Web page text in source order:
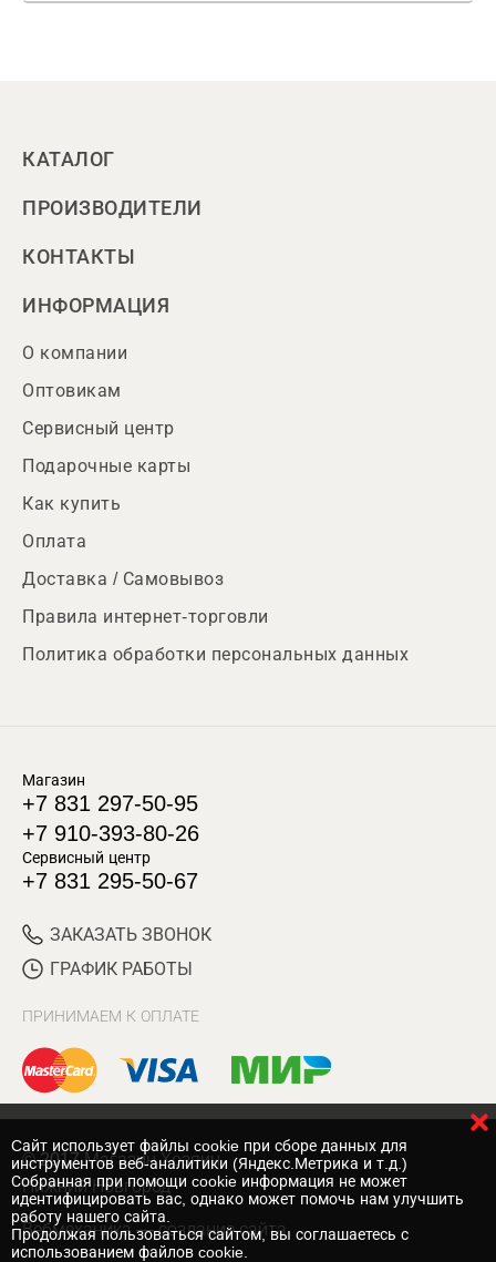
КАТАЛОГ
ПРОИЗВОДИТЕЛИ
КОНТАКТЫ
ИНФОРМАЦИЯ
О компании
Оптовикам
Сервисный центр
Подарочные карты
Как купить
Оплата
Доставка / Самовывоз
Правила интернет-торговли
Политика обработки персональных данных
Магазин
+7 831 297-50-95
+7 910-393-80-26
Сервисный центр
+7 831 295-50-67
ЗАКАЗАТЬ ЗВОНОК
ГРАФИК РАБОТЫ
ПРИНИМАЕМ К ОПЛАТЕ
© 2017 Магазин Хозяин
Нижний Новгород
Вебмеханика — создание сайта
Cайт использует файлы cookie при сборе данных для
инструментов веб-аналитики (Яндекс.Метрика и т.д.)
Собранная при помощи cookie информация не может
идентифицировать вас, однако может помочь нам улучшить
работу нашего сайта.
Продолжая пользоваться сайтом, вы соглашаетесь с
использованием файлов cookie.